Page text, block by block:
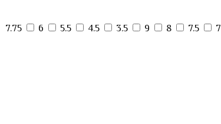
7
7.5
8
9
3.5
4.5
5.5
6
7.75